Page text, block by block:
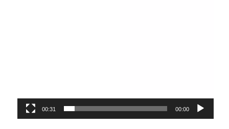
00:00
00:31